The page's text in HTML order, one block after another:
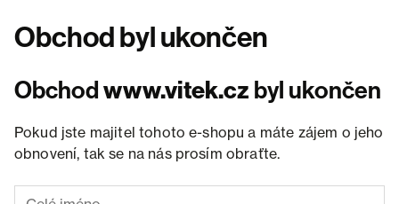
Obchod byl ukončen
Obchodwww.vitek.cz byl ukončen
Pokud jste majitel tohoto e-shopu a máte zájem o jeho
obnovení, tak se na nás prosím obraťte.